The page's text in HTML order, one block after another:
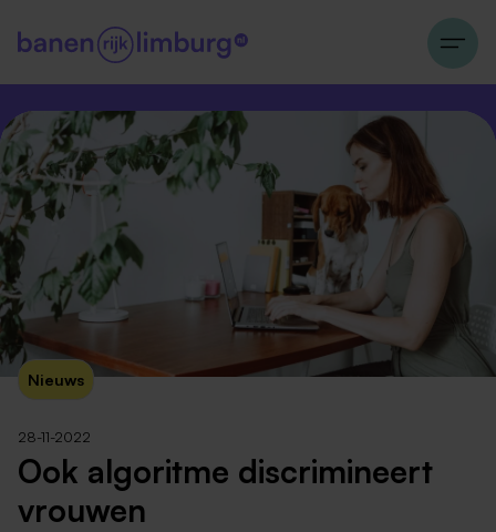
Nieuws
28-11-2022
Ook algoritme discrimineert
vrouwen